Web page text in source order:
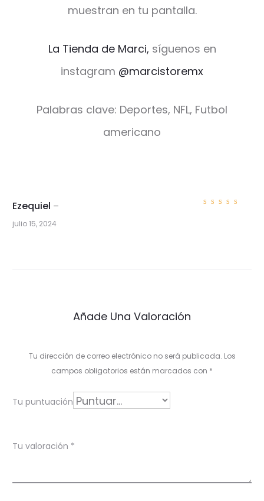
muestran en tu pantalla.
La Tienda de Marci, síguenos en
instagram @marcistoremx
Palabras clave: Deportes, NFL, Futbol
americano
1
i
n
n
Ezequiel –
julio 15, 2024
Añade Una Valoración
Tu dirección de correo electrónico no será publicada. Los
campos obligatorios están marcados con *
Tu puntuación
Tu valoración *